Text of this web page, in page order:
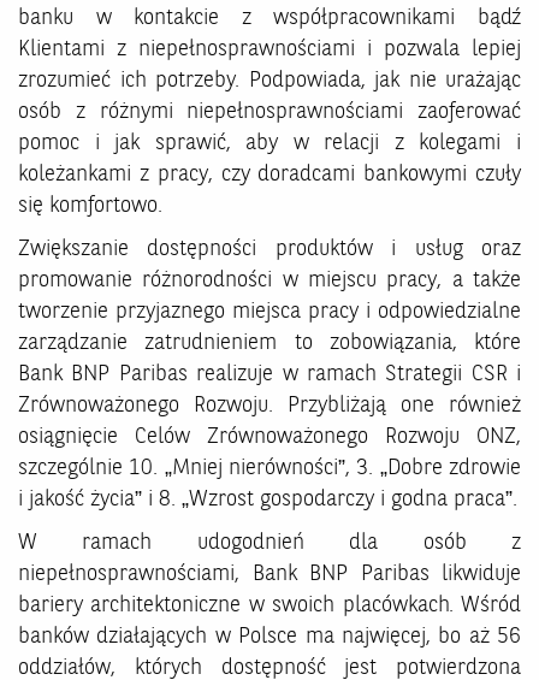
banku w kontakcie z współpracownikami bądź
Klientami z niepełnosprawnościami i pozwala lepiej
zrozumieć ich potrzeby. Podpowiada, jak nie urażając
osób z różnymi niepełnosprawnościami zaoferować
pomoc i jak sprawić, aby w relacji z kolegami i
koleżankami z pracy, czy doradcami bankowymi czuły
się komfortowo.
Zwiększanie dostępności produktów i usług oraz
promowanie różnorodności w miejscu pracy, a także
tworzenie przyjaznego miejsca pracy i odpowiedzialne
zarządzanie zatrudnieniem to zobowiązania, które
Bank BNP Paribas realizuje w ramach Strategii CSR i
Zrównoważonego Rozwoju. Przybliżają one również
osiągnięcie Celów Zrównoważonego Rozwoju ONZ,
szczególnie 10. „Mniej nierówności”, 3. „Dobre zdrowie
i jakość życia” i 8. „Wzrost gospodarczy i godna praca”.
W ramach udogodnień dla osób z
niepełnosprawnościami, Bank BNP Paribas likwiduje
bariery architektoniczne w swoich placówkach. Wśród
banków działających w Polsce ma najwięcej, bo aż 56
oddziałów, których dostępność jest potwierdzona